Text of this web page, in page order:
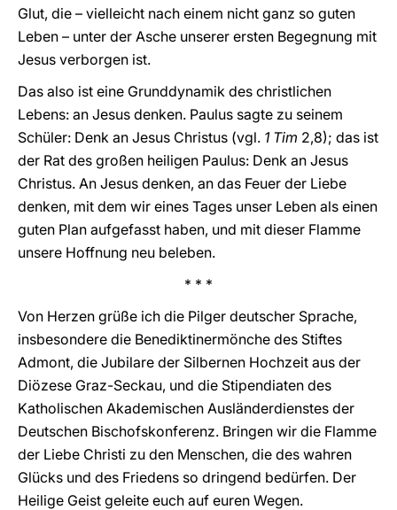
Glut, die – vielleicht nach einem nicht ganz so guten
Leben – unter der Asche unserer ersten Begegnung mit
Jesus verborgen ist.
Das also ist eine Grunddynamik des christlichen
Lebens: an Jesus denken. Paulus sagte zu seinem
Schüler: Denk an Jesus Christus (vgl. 1 Tim 2,8); das ist
der Rat des großen heiligen Paulus: Denk an Jesus
Christus. An Jesus denken, an das Feuer der Liebe
denken, mit dem wir eines Tages unser Leben als einen
guten Plan aufgefasst haben, und mit dieser Flamme
unsere Hoffnung neu beleben.
* * *
Von Herzen grüße ich die Pilger deutscher Sprache,
insbesondere die Benediktinermönche des Stiftes
Admont, die Jubilare der Silbernen Hochzeit aus der
Diözese Graz-Seckau, und die Stipendiaten des
Katholischen Akademischen Ausländerdienstes der
Deutschen Bischofskonferenz. Bringen wir die Flamme
der Liebe Christi zu den Menschen, die des wahren
Glücks und des Friedens so dringend bedürfen. Der
Heilige Geist geleite euch auf euren Wegen.